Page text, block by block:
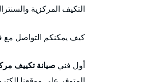
التكيف المركزية
كيف يمكنكم التواصل
أول فني صيانة تكييف